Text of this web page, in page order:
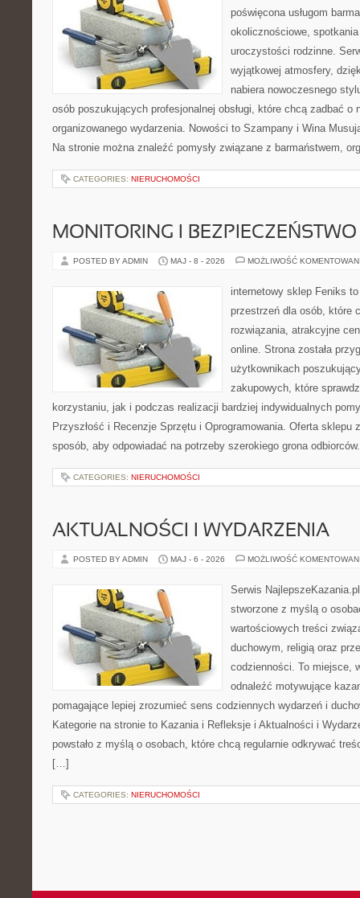
poświęcona usługom
okolicznościowe,
uroczystości rodzinne.
wyjątkowej atmosfery,
nabiera nowoczesnego
osób poszukujących profesjonalnej obsługi, które chcą zadbać o
organizowanego wydarzenia. Nowości to Szampany i Wina
Na stronie można znaleźć pomysły związane z barmaństwem,
CATEGORIES: NIERUCHOMOŚCI
MONITORING I
POSTED BY ADMIN MAJ - 8 - 2026 MOŻLIWOŚĆ
internetowy sklep Feniks
przestrzeń dla osób, które
rozwiązania, atrakcyjne
online. Strona została
użytkownikach
zakupowych, które
korzystaniu, jak i podczas realizacji bardziej indywidualnych
Przyszłość i Recenzje Sprzętu i Oprogramowania. Oferta sklepu
sposób, aby odpowiadać na potrzeby szerokiego grona
CATEGORIES: NIERUCHOMOŚCI
AKTUALNOŚCI I WYDARZENIA
POSTED BY ADMIN MAJ - 6 - 2026 MOŻLIWOŚĆ
Serwis
stworzone z myślą o
wartościowych treści
duchowym, religią oraz
codzienności. To miejsce,
odnaleźć motywujące
pomagające lepiej zrozumieć sens codziennych wydarzeń i
Kategorie na stronie to Kazania i Refleksje i Aktualności i
powstało z myślą o osobach, które chcą regularnie odkrywać
[…]
CATEGORIES: NIERUCHOMOŚCI